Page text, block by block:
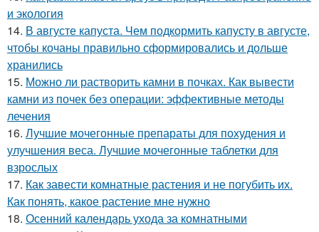
и экология
14. В августе капуста. Чем подкормить капусту в августе,
чтобы кочаны правильно сформировались и дольше
хранились
15. Можно ли растворить камни в почках. Как вывести
камни из почек без операции: эффективные методы
лечения
16. Лучшие мочегонные препараты для похудения и
улучшения веса. Лучшие мочегонные таблетки для
взрослых
17. Как завести комнатные растения и не погубить их.
Как понять, какое растение мне нужно
18. Осенний календарь ухода за комнатными